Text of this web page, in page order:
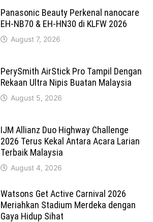
Panasonic Beauty Perkenal nanocare
EH-NB70 & EH-HN30 di KLFW 2026
August 7, 2026
PerySmith AirStick Pro Tampil Dengan
Rekaan Ultra Nipis Buatan Malaysia
August 5, 2026
IJM Allianz Duo Highway Challenge
2026 Terus Kekal Antara Acara Larian
Terbaik Malaysia
August 4, 2026
Watsons Get Active Carnival 2026
Meriahkan Stadium Merdeka dengan
Gaya Hidup Sihat